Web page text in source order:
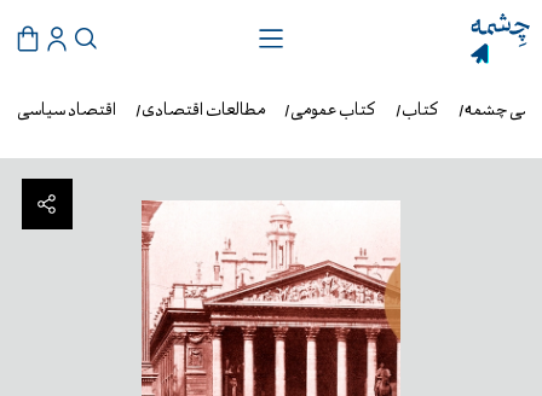
اقتصاد سیاسی مطالعات اقتصادی کتاب عمومی کتاب چشمه